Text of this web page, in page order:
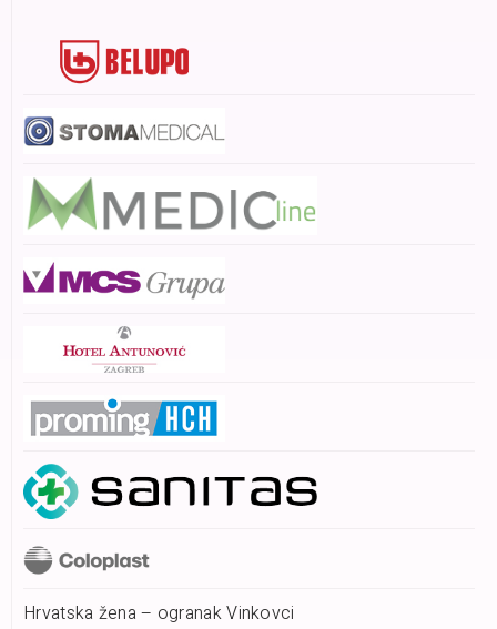
Hrvatska žena – ogranak Vinkovci